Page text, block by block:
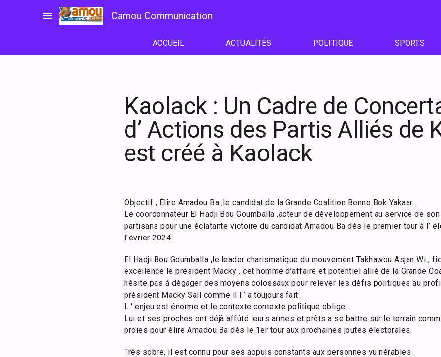
menu Camou Communication
ACCUEIL ACTUALITÉS POLITIQUE SPORTS
Kaolack : Un Cadre de
d’ Actions des Partis Alliés de
est créé à Kaolack
Objectif ; Élire Amadou Ba ,le candidat de la Grande Coalition Benno Bok Yakaar .
Le coordonnateur El Hadji Bou Goumballa ,acteur de développement au service de
partisans pour une éclatante victoire du candidat Amadou Ba dès le premier tour à l’
Février 2024 .
El Hadji Bou Goumballa ,le leader charismatique du mouvement Takhawou Asjan Wi ,
excellence le président Macky , cet homme d’affaire et potentiel allié de la Grande
hésite pas à dégager des moyens colossaux pour relever les défis politiques au
président Macky Sall comme il l ‘ a toujours fait .
L ‘ enjeu est énorme et le contexte contexte politique oblige .
Lui et ses proches ont déjà affûté leurs armes et prêts a se battre sur le terrain
proies pour élire Amadou Ba dès le 1er tour aux prochaines joutes électorales.
Très sobre, il est connu pour ses appuis constants aux personnes vulnérables .